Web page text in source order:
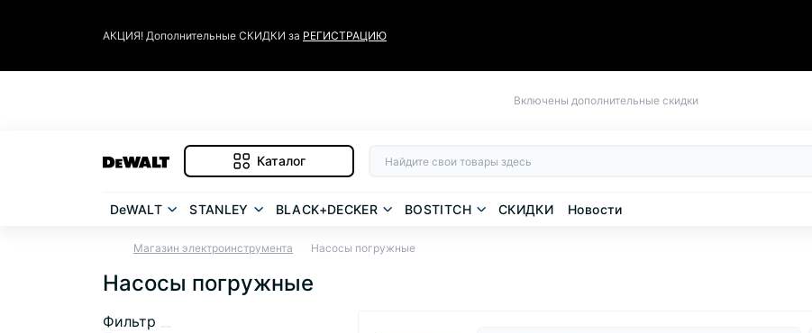
АКЦИЯ! Дополнительные СКИДКИ за РЕГИСТРАЦИЮ
Включены дополнительные скидки
Каталог
DeWALT STANLEY BLACK+DECKER BOSTITCH СКИДКИ Новости
Магазин электроинструмента Насосы погружные
Насосы погружные
Фильтр